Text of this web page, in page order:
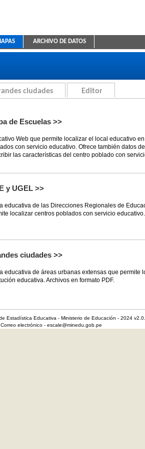
ARCHIVO DE DATOS
ciudades Editor
de Escuelas >>
Web que permite localizar el local educativo
con servicio educativo. Ofrece también datos
las características del centro poblado con
y UGEL >>
educativa de las Direcciones Regionales de
localizar centros poblados con servicio
ciudades >>
educativa de áreas urbanas extensas que
educativa. Archivos en formato PDF.
Estadística Educativa - Ministerio de Educación - 2024
Correo electrónico - escale@minedu.gob.pe